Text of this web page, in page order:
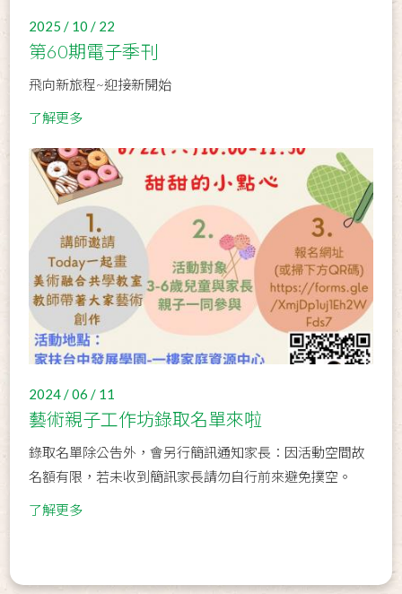
2025 / 10 / 22
第60期電子季刊
飛向新旅程~迎接新開始
了解更多
2024 / 06 / 11
藝術親子工作坊錄取名單來啦
錄取名單除公告外，會另行簡訊通知家長：因活動空間故
名額有限，若未收到簡訊家長請勿自行前來避免撲空。
了解更多